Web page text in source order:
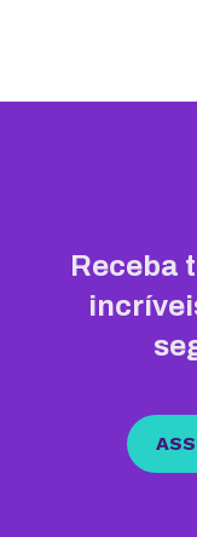
Receba